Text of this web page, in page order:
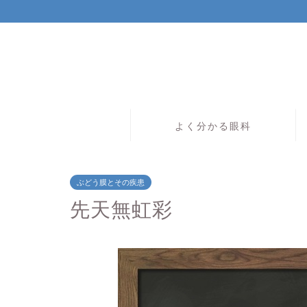
よく分かる眼科
ぶどう膜とその疾患
先天無虹彩